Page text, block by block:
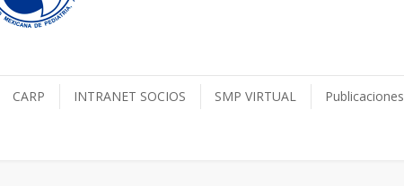
CARP INTRANET SOCIOS SMP VIRTUAL Publicaciones